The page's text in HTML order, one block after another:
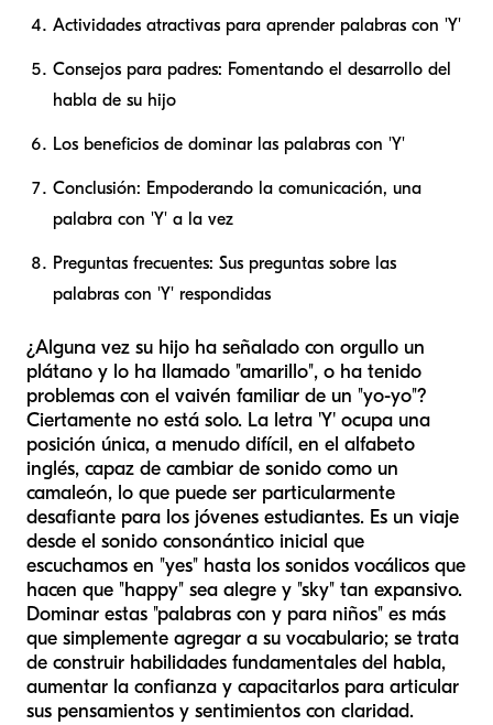
Actividades atractivas para aprender palabras con 'Y'
Consejos para padres: Fomentando el desarrollo del
habla de su hijo
Los beneficios de dominar las palabras con 'Y'
Conclusión: Empoderando la comunicación, una
palabra con 'Y' a la vez
Preguntas frecuentes: Sus preguntas sobre las
palabras con 'Y' respondidas
¿Alguna vez su hijo ha señalado con orgullo un
plátano y lo ha llamado "amarillo", o ha tenido
problemas con el vaivén familiar de un "yo-yo"?
Ciertamente no está solo. La letra 'Y' ocupa una
posición única, a menudo difícil, en el alfabeto
inglés, capaz de cambiar de sonido como un
camaleón, lo que puede ser particularmente
desafiante para los jóvenes estudiantes. Es un viaje
desde el sonido consonántico inicial que
escuchamos en "yes" hasta los sonidos vocálicos que
hacen que "happy" sea alegre y "sky" tan expansivo.
Dominar estas "palabras con y para niños" es más
que simplemente agregar a su vocabulario; se trata
de construir habilidades fundamentales del habla,
aumentar la confianza y capacitarlos para articular
sus pensamientos y sentimientos con claridad.